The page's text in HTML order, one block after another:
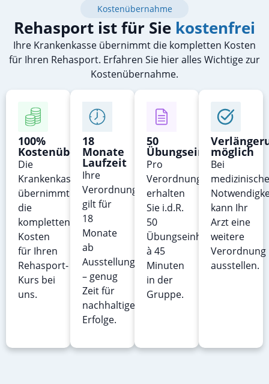
Kostenübernahme
Rehasport ist für Sie kostenfrei
Ihre Krankenkasse übernimmt die kompletten Kosten
für Ihren Rehasport. Erfahren Sie hier alles Wichtige zur
Kostenübernahme.
100%
Kostenübernahme
Die
Krankenkasse
übernimmt
die
kompletten
Kosten
für Ihren
Rehasport-
Kurs bei
uns.
18
Monate
Laufzeit
Ihre
Verordnung
gilt für
18
Monate
ab
Ausstellungsdatum
– genug
Zeit für
nachhaltige
Erfolge.
50
Übungseinheiten
Pro
Verordnung
erhalten
Sie i.d.R.
50
Übungseinheiten
à 45
Minuten
in der
Gruppe.
möglich
Bei
kann Ihr
Arzt eine
weitere
Verordnung
ausstellen.